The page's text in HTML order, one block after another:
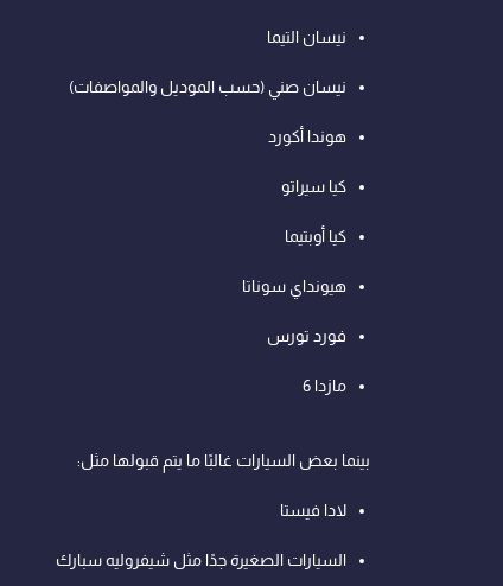
نيسان التيما
نيسان صني (حسب الموديل والمواصفات)
هوندا أكورد
كيا سيراتو
كيا أوبتيما
هيونداي سوناتا
فورد تورس
مازدا 6
بينما بعض السيارات غالبًا ما يتم قبولها مثل:
لادا فيستا
السيارات الصغيرة جدًا مثل شيفروليه سبارك